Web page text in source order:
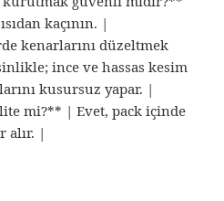
kaçının. |
kenarlarını düzeltmek
ince ve hassas kesim
kusursuz yapar. |
mi?** | Evet, pack içinde
alır. |